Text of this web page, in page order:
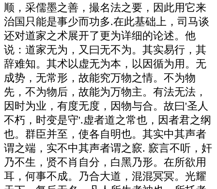
顺，采儒墨之善，撮名法之要，因此用它来
治国只能是事少而功多.在此基础上，司马谈
还对道家之术展开了更为详细的论述。他
说：道家无为，又曰无不为。其实易行，其
辞难知。其术以虚无为本，以因循为用。无
成势，无常形，故能究万物之情。不为物
先，不为物后，故能为万物主。有法无法，
因时为业，有度无度，因物与合。故曰'圣人
不朽，时变是守'.虚者道之常也，因者君之纲
也。群臣并至，使各自明也。其实中其声者
谓之端，实不中其声者谓之窾. 窾言不听，奸
乃不生，贤不肖自分，白黑乃形。在所欲用
耳，何事不成。乃合大道，混混冥冥。光耀